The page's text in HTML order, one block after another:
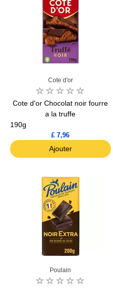
Cote d'or
Cote d'or Chocolat noir fourre
a la truffe
190g
£ 7,96
Ajouter
Poulain